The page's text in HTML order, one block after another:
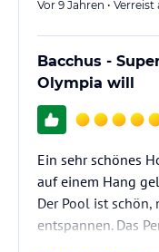
Vor 9 Jahren •
Bacchus -
Olympia will
Ein sehr schönes
auf einem Hang
Der Pool ist
entspannen. Das